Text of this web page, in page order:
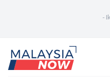
-
Home